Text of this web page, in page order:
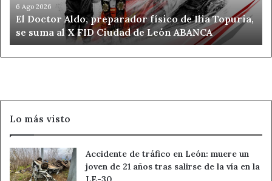
Topuria,
se
suma
al
X
ABANCA
6 Ago 2026
El Doctor Aldo, preparador físico de Ilia Topuria,
se suma al X FID Ciudad de León ABANCA
Lo más visto
Accidente de tráfico en León: muere un
joven de 21 años tras salirse de la vía en la